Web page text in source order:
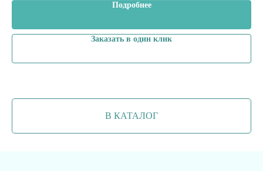
Подробнее
Заказать в один клик
В КАТАЛОГ